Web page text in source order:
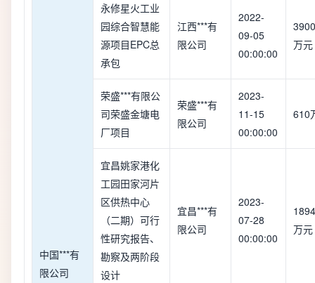
中国***有
限公司
永修星火工业
园综合智慧能
源项目EPC总
承包
江西***有
限公司
2022-
09-05
00:00:00
万元
荣盛***有限公
司荣盛金塘电
厂项目
荣盛***有
限公司
2023-
11-15
00:00:00
610
宜昌姚家港化
工园田家河片
区供热中心
（二期）可行
性研究报告、
勘察及两阶段
设计
宜昌***有
限公司
2023-
07-28
00:00:00
万元